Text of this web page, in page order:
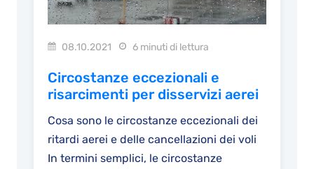
08.10.2021 6 minuti di lettura
Circostanze eccezionali e
risarcimenti per disservizi aerei
Cosa sono le circostanze eccezionali dei
ritardi aerei e delle cancellazioni dei voli
In termini semplici, le circostanze